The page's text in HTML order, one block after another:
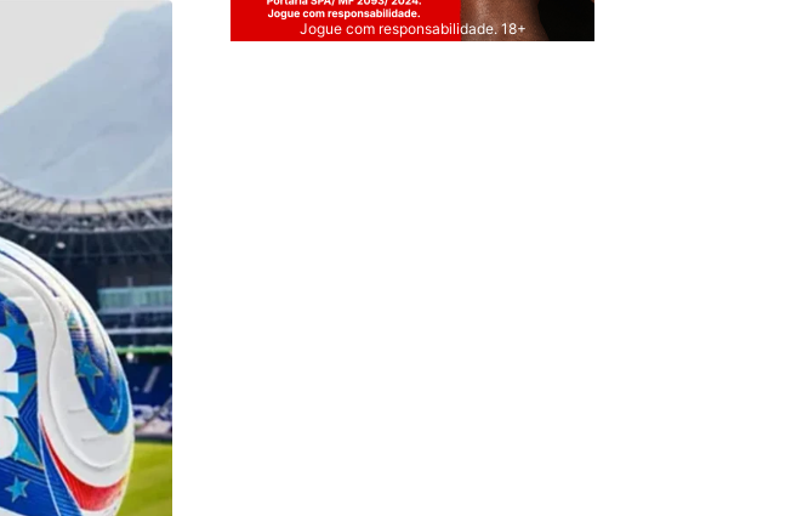
Jogue com responsabilidade. 18+